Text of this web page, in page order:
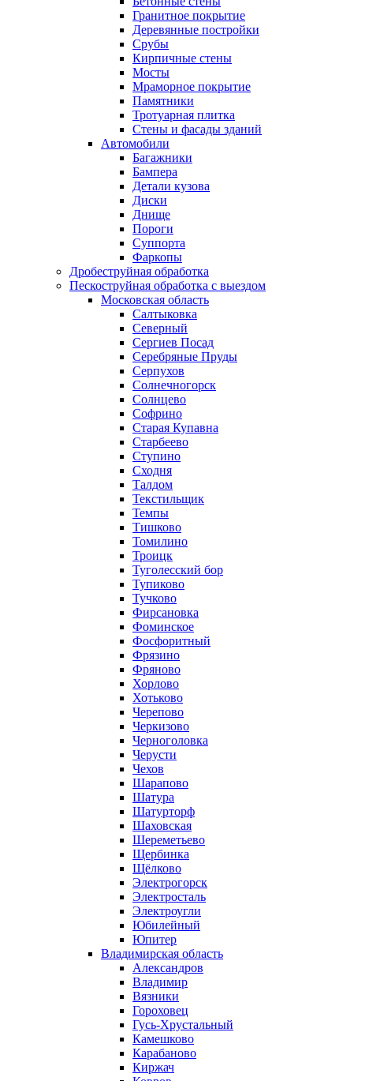
Гранитное покрытие
Деревянные постройки
Срубы
Кирпичные стены
Мосты
Мраморное покрытие
Памятники
Тротуарная плитка
Стены и фасады зданий
Автомобили
Багажники
Бампера
Детали кузова
Диски
Днище
Пороги
Суппорта
Фаркопы
Дробеструйная обработка
Пескоструйная обработка с выездом
Московская область
Салтыковка
Северный
Сергиев Посад
Серебряные Пруды
Серпухов
Солнечногорск
Солнцево
Софрино
Старая Купавна
Старбеево
Ступино
Сходня
Талдом
Текстильщик
Темпы
Тишково
Томилино
Троицк
Туголесский бор
Тупиково
Тучково
Фирсановка
Фоминское
Фосфоритный
Фрязино
Фряново
Хорлово
Хотьково
Черепово
Черкизово
Черноголовка
Черусти
Чехов
Шарапово
Шатура
Шатурторф
Шаховская
Шереметьево
Щербинка
Щёлково
Электрогорск
Электросталь
Электроугли
Юбилейный
Юпитер
Владимирская область
Александров
Владимир
Вязники
Гороховец
Гусь-Хрустальный
Камешково
Карабаново
Киржач